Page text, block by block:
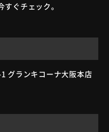
ぐチェック。
グランキコーナ大阪本店